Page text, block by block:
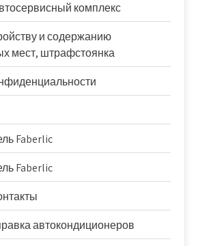
комплекс
и содержанию
мест, штрафстоянка
Faberlic
Faberlic
автокондиционеров